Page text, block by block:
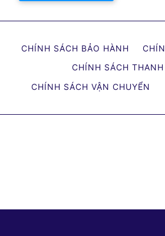
CHÍNH SÁCH BẢO HÀNH
CHÍNH SÁCH
CHÍNH SÁCH VẬN CHUYỂN